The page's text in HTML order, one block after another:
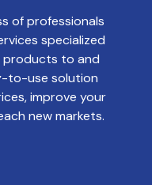
of professionals
specialized
to and
to-use solution
improve your
new markets.